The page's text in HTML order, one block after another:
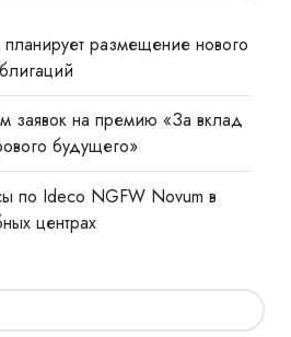
размещение нового
заявок на премию «За вклад
будущего»
по Ideco NGFW Novum в
центрах